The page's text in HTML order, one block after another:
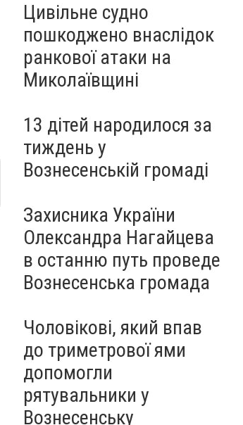
Цивільне судно
пошкоджено внаслідок
ранкової атаки на
Миколаївщині
13 дітей народилося за
тиждень у
Вознесенській громаді
Захисника України
Олександра Нагайцева
в останню путь проведе
Вознесенська громада
Чоловікові, який впав
до триметрової ями
допомогли
рятувальники у
Вознесенську